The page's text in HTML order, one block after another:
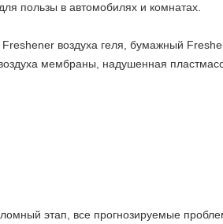
пользы в автомобилях и комнатах.
воздуха геля, бумажный
мембраны, надушенная
этап, все прогнозируемые